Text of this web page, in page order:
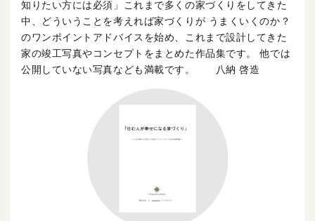
知りたい方には必須」これまで多くの家づくりをしてきた
中、どういうことを考えれば家づくりが うまくいくのか？
のワンポイントアドバイスを始め、これまで設計してきた
家の竣工写真やコンセプトをまとめた作品集です。 他では
公開していない写真なども満載です。 八納 啓造